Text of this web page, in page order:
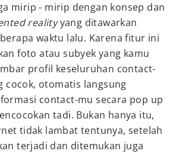
mirip - mirip dengan konsep dan
realityyang ditawarkan
waktu lalu. Karena fitur ini
foto atau subyek yang kamu
profil keseluruhan contact-
cocok, otomatis langsung
contact-mu secara pop up
tadi. Bukan hanya itu,
tidak lambat tentunya, setelah
terjadi dan ditemukan juga